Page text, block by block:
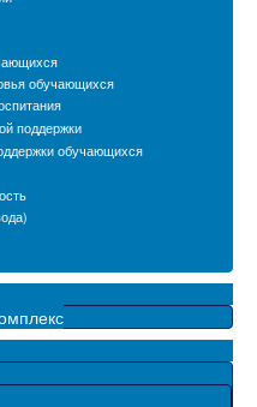
образовательная
на
обучающихся
поддержки
обучающихся